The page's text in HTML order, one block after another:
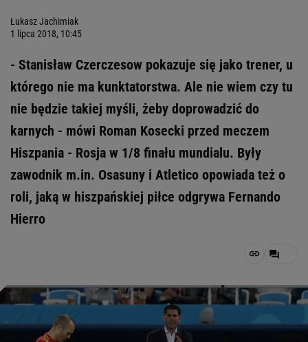
Łukasz Jachimiak
1 lipca 2018, 10:45
- Stanisław Czerczesow pokazuje się jako trener, u
którego nie ma kunktatorstwa. Ale nie wiem czy tu
nie będzie takiej myśli, żeby doprowadzić do
karnych - mówi Roman Kosecki przed meczem
Hiszpania - Rosja w 1/8 finału mundialu. Były
zawodnik m.in. Osasuny i Atletico opowiada też o
roli, jaką w hiszpańskiej piłce odgrywa Fernando
Hierro